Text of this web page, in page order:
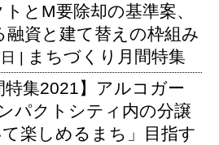
とM要除却の基準案、
融資と建て替えの枠組み
| まちづくり月間特集
特集2021】アルコガー
パクトシティ内の分譲
楽しめるまち」目指す